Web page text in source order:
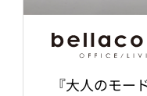
『大人のモー